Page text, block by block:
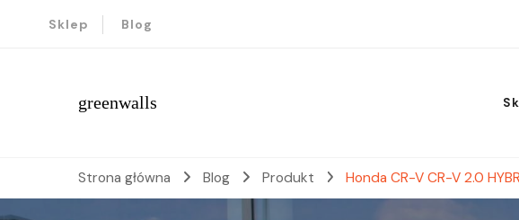
Sklep Blog
greenwalls
Strona główna Blog Produkt Honda CR-V CR-V 2.0